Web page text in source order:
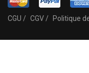
CGU / CGV / Politique